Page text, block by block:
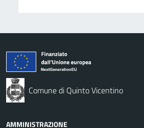
Comune di Quinto Vicentino
AMMINISTRAZIONE